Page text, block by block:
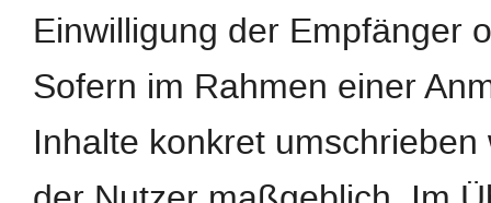
Einwilligung der Empfänger
Sofern im Rahmen einer
Inhalte konkret